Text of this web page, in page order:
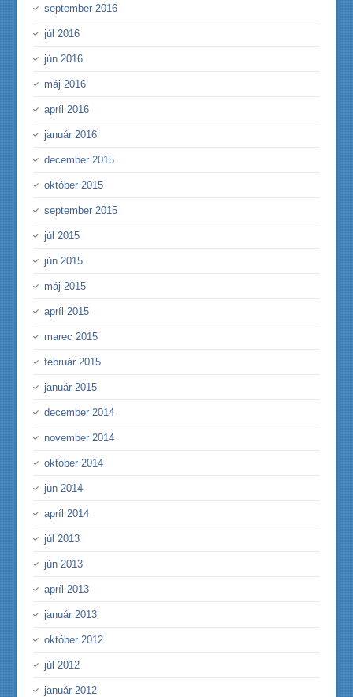
september 2016
júl 2016
jún 2016
máj 2016
apríl 2016
január 2016
december 2015
október 2015
september 2015
júl 2015
jún 2015
máj 2015
apríl 2015
marec 2015
február 2015
január 2015
december 2014
november 2014
október 2014
jún 2014
apríl 2014
júl 2013
jún 2013
apríl 2013
január 2013
október 2012
júl 2012
január 2012